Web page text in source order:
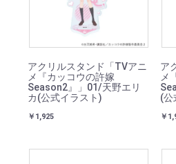
アクリルスタンド「TVアニ
メ『カッコウの許嫁
Season2』」01/天野エリ
カ(公式イラスト)
￥1,925
ア
メ
(公
￥